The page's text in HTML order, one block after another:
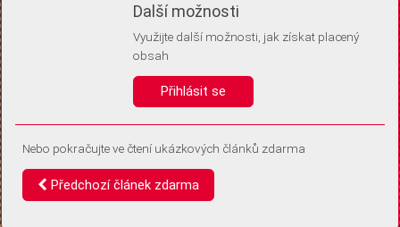
Identifikátor je zcela anonymní.
Vaše souhlasy a odmítnutí si ukládáme do vašeho zařízení, abychom se
vás už příště znovu neptali. Můžete je kdykoli později upravit ve Správě
Další možnosti
Využijte další možnosti, jak získat placený
obsah
Přihlásit se
Nebo pokračujte ve čtení ukázkových článků zdarma
Předchozí článek zdarma